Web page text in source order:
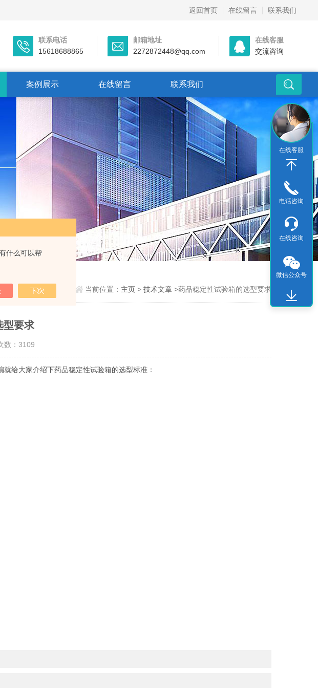
什么可以帮
返回首页 在线留言 联系我们
联系电话
15618688865
邮箱地址
2272872448@qq.com
在线客服
交流咨询
案例展示 在线留言 联系我们
当前位置： 主页> 技术文章>药品稳定性试验箱的选型要求
型要求
数：3109
给大家介绍下药品稳定性试验箱的选型标准：
在线客服
电话咨询
在线咨询
微信公众号